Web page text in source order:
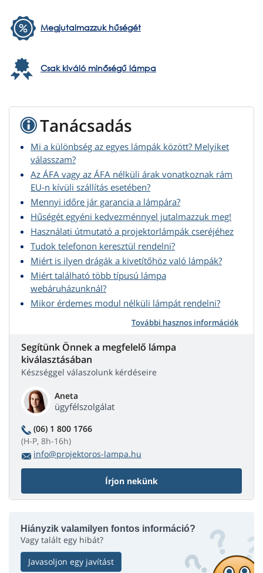
Megjutalmazzuk hűségét
Csak kiváló minőségű lámpa
Tanácsadás
Mi a különbség az egyes lámpák között? Melyiket
válasszam?
Az ÁFA vagy az ÁFA nélküli árak vonatkoznak rám
EU-n kívüli szállítás esetében?
Mennyi időre jár garancia a lámpára?
Hűségét egyéni kedvezménnyel jutalmazzuk meg!
Használati útmutató a projektorlámpák cseréjéhez
Tudok telefonon keresztül rendelni?
Miért is ilyen drágák a kivetítőhöz való lámpák?
Miért található több típusú lámpa
webáruházunknál?
Mikor érdemes modul nélküli lámpát rendelni?
További hasznos információk
Segítünk Önnek a megfelelő lámpa
kiválasztásában
Készséggel válaszolunk kérdéseire
Aneta
ügyfélszolgálat
(06) 1 800 1766
(H-P, 8h-16h)
info@projektoros-lampa.hu
Írjon nekünk
Hiányzik valamilyen fontos információ?
Vagy talált egy hibát?
Javasoljon egy javítást